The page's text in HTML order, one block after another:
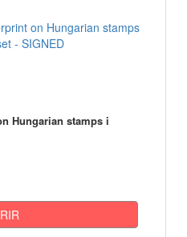
Hungarian stamps i